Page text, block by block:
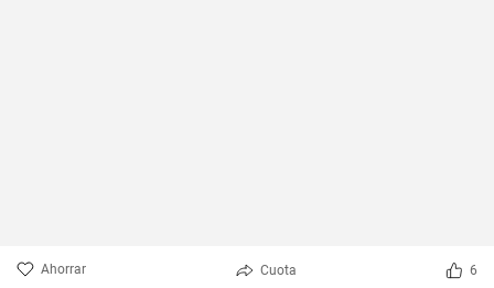
Ahorrar Cuota 6